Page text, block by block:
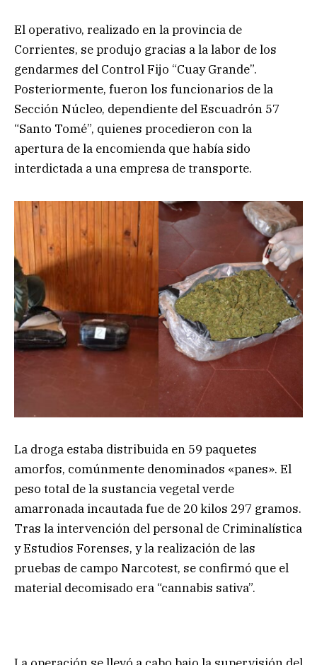
El operativo, realizado en la provincia de
Corrientes, se produjo gracias a la labor de los
gendarmes del Control Fijo “Cuay Grande”.
Posteriormente, fueron los funcionarios de la
Sección Núcleo, dependiente del Escuadrón 57
“Santo Tomé”, quienes procedieron con la
apertura de la encomienda que había sido
interdictada a una empresa de transporte.
La droga estaba distribuida en 59 paquetes
amorfos, comúnmente denominados «panes». El
peso total de la sustancia vegetal verde
amarronada incautada fue de 20 kilos 297 gramos.
Tras la intervención del personal de Criminalística
y Estudios Forenses, y la realización de las
pruebas de campo Narcotest, se confirmó que el
material decomisado era “cannabis sativa”.